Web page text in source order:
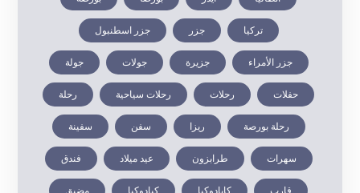
تركيا جزر جزر اسطنبول
جزر الأمراء جزيرة جولات جولة
حفلات رحلات رحلات سياحية رحلة
رحلة بورصة ريزا سفن سفينة
سهرات طرابزون عيد ميلاد فندق
قارب كابادوكيا كبادوكيا مضيق